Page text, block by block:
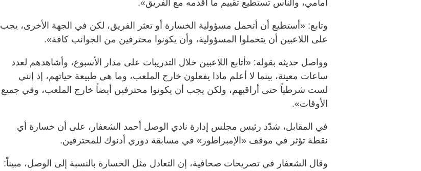
أمامي، والناس تستطيع تقييم ما أقدمه مع الفريق».
وتابع: «أستطيع أن أتحمل مسؤولية الخسارة أو تعثر الفريق، لكن في الجهة الأخرى، يجب
على اللاعبين أن يتحملوا المسؤولية، وأن يكونوا محترفين من الجوانب كافة».
وواصل حديثه بقوله: «أتابع اللاعبين خلال التدريبات على مدار الأسبوع، وأشاهدهم لعدد
ساعات معينة، بينما لا أعلم ماذا يفعلون خارج الملعب، وما هي طبيعة حياتهم، إذ إنني
لست شرطياً حتى أراقبهم، ولكن يجب أن يكونوا محترفين أيضاً خارج الملعب، وفي جميع
الأوقات».
في المقابل، شدّد رئيس مجلس إدارة نادي الوصل أحمد الشعفار، على أن خسارة أي
نقطة تؤثر في موقف «الإمبراطور» في مسابقة دوري أدنوك للمحترفين.
وقال الشعفار في تصريحات صحافية، إن التعادل مثل الخسارة بالنسبة إلى الوصل، مبيناً: